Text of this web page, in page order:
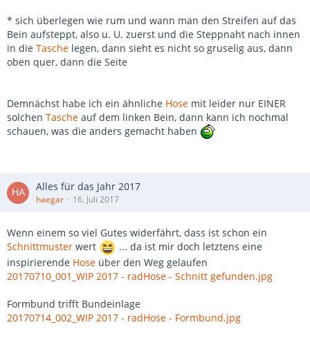
* sich überlegen wie rum und wann man den Streifen auf das
Bein aufsteppt, also u. U. zuerst und die Steppnaht nach innen
in die Tasche legen, dann sieht es nicht so gruselig aus, dann
oben quer, dann die Seite
Demnächst habe ich ein ähnliche Hose mit leider nur EINER
solchen Tasche auf dem linken Bein, dann kann ich nochmal
schauen, was die anders gemacht haben
Alles für das Jahr 2017
haegar 16. Juli 2017
Wenn einem so viel Gutes widerfährt, dass ist schon ein
Schnittmuster wert
... da ist mir doch letztens eine
inspirierende Hose über den Weg gelaufen
20170710_001_WIP 2017 - radHose - Schnitt gefunden.jpg
Formbund trifft Bundeinlage
20170714_002_WIP 2017 - radHose - Formbund.jpg